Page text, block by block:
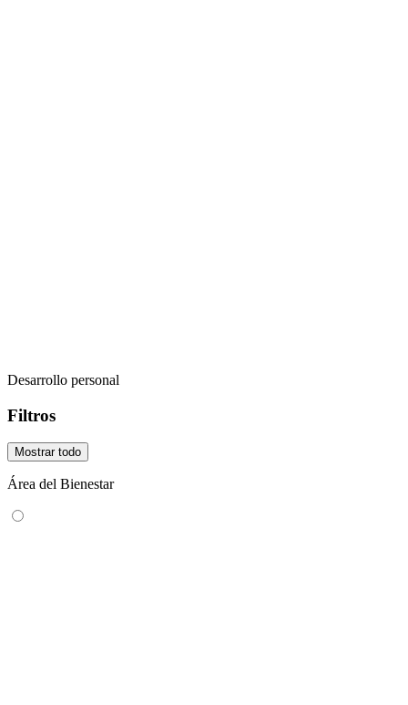
Desarrollo personal
Filtros
Mostrar todo
Área del Bienestar